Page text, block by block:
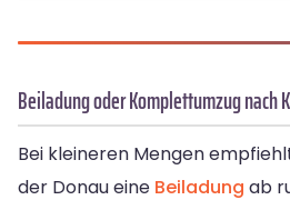
Beiladung oder Komplettumzug nach
Bei kleineren Mengen
der Donau eine Beiladung ab